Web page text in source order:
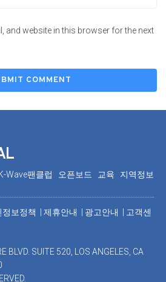
and website in this browser for the next
Wave팬클럽 오픈보드 교육 지역정보
정보정책 | 제휴안내 | 광고안내 | 고객센
BLVD. SUITE 520, LOS ANGELES, CA